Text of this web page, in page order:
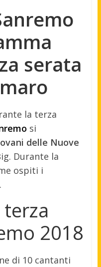
serata
la terza
si
delle Nuove
Durante la
ospiti i
2018
di 10 cantanti